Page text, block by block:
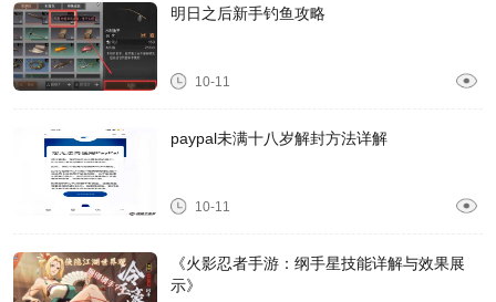
明日之后新手钓鱼攻略
10-11
paypal未满十八岁解封方法详解
10-11
《火影忍者手游：纲手星技能详解与效果展
示》